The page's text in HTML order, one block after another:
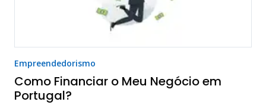
Empreendedorismo
Como Financiar o Meu Negócio em
Portugal?